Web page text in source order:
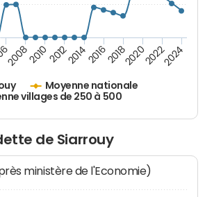
Moyenne nationale
villages de 250 à 500
200820102012201420162018202020222024
de Siarrouy
ministère de l'Economie)